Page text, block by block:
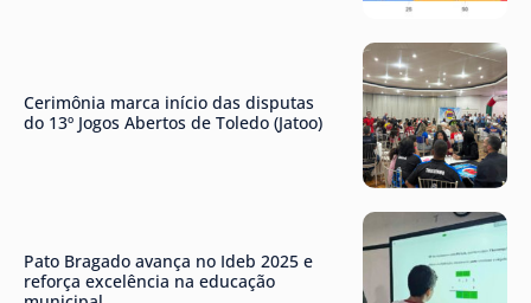
Cerimônia marca início das disputas
do 13º Jogos Abertos de Toledo (Jatoo)
Pato Bragado avança no Ideb 2025 e
reforça excelência na educação